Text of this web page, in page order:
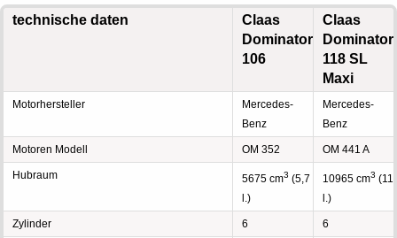
technische daten
Claas
Dominator
106
Claas
Dominator
118 SL
Maxi
Motorhersteller
Mercedes-
Benz
Mercedes-
Benz
Motoren Modell OM 352 OM 441 A
Hubraum 5675 cm3 (5,7
l.)
10965 cm3 (11
l.)
Zylinder 6 6